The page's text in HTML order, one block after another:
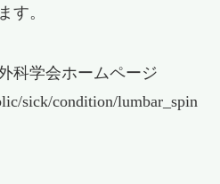
す。
科学会ホームページ
sick/condition/lumbar_spin